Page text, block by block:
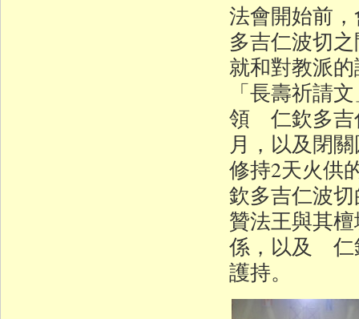
法會開始前
多吉仁波切
就和對教派
「長壽祈請
領 仁欽多吉
月，以及閉
修持2天火供
欽多吉仁波
贊法王與其
係，以及 仁
護持。